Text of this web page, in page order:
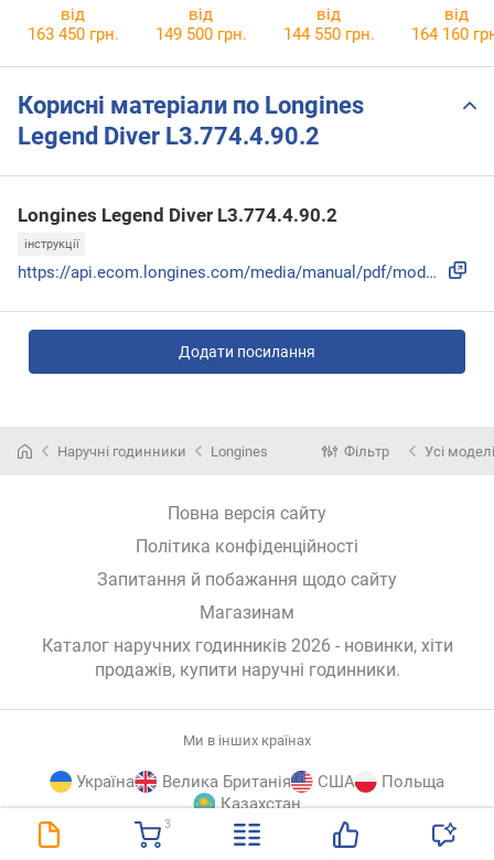
3
L3.774.4.60.2
Classic Intra-
Matic Auto
H38446730
AA11.BDC21
.25
від
163 450 грн.
від
149 500 грн.
від
144 550 грн.
від
164 160
Корисні матеріали по Longines
Legend Diver L3.774.4.90.2
Longines Legend Diver L3.774.4.90.2
інструкції
https://api.ecom.longines.com/media/manual/pdf/mode_emploi_...
Додати посилання
Наручні годинники Longines Фільтр Усі моделі
Повна версія сайту
Політика конфіденційності
Запитання й побажання щодо сайту
Магазинам
Каталог наручних годинників 2026 - новинки, хіти
продажів, купити наручні годинники.
Ми в інших країнах
Україна Велика Британія США
Польща
Казахстан